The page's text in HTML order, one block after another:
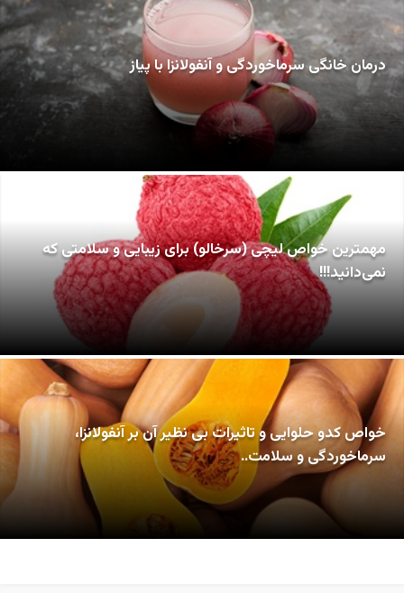
درمان خانگی سرماخوردگی و آنفولانزا با پیاز
مهمترین خواص لیچی (سرخالو) برای زیبایی و سلامتی که
نمی‌دانید!!!
خواص کدو حلوایی و تاثیرات بی نظیر آن بر آنفولانزا،
سرماخوردگی و سلامت..